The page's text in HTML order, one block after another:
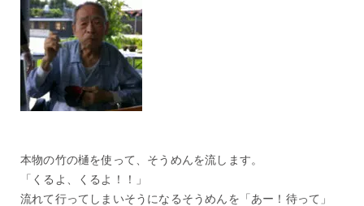
本物の竹の樋を使って、そうめんを流します。
「くるよ、くるよ！！」
流れて行ってしまいそうになるそうめんを「あー！待って」